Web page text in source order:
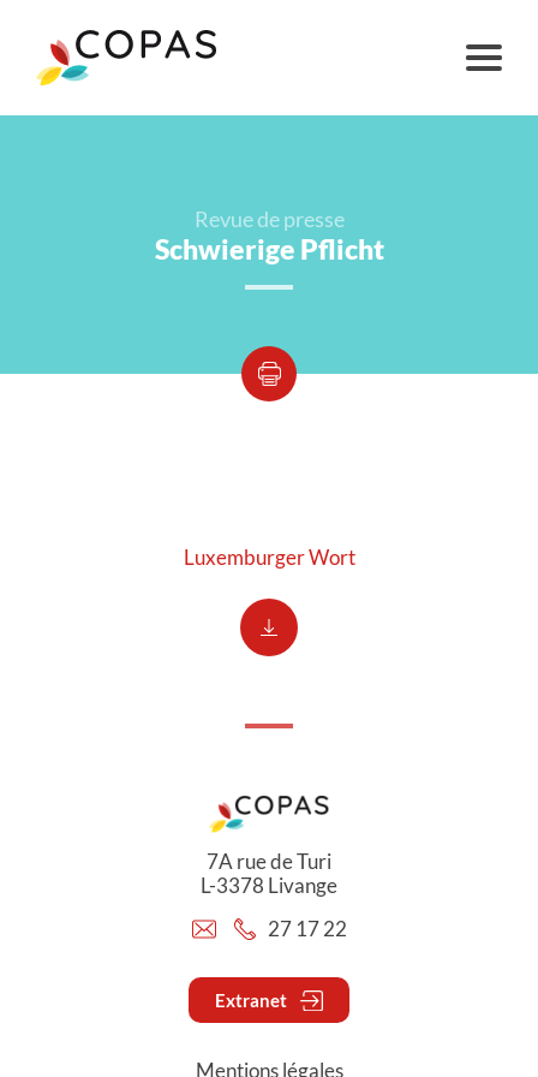
Revue de presse
Schwierige Pflicht
Luxemburger Wort
7A rue de Turi
L-3378 Livange
27 17 22
Extranet
Mentions légales